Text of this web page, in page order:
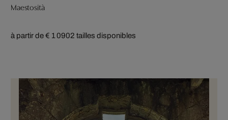
Maestosità
à partir de € 1 0902 tailles disponibles